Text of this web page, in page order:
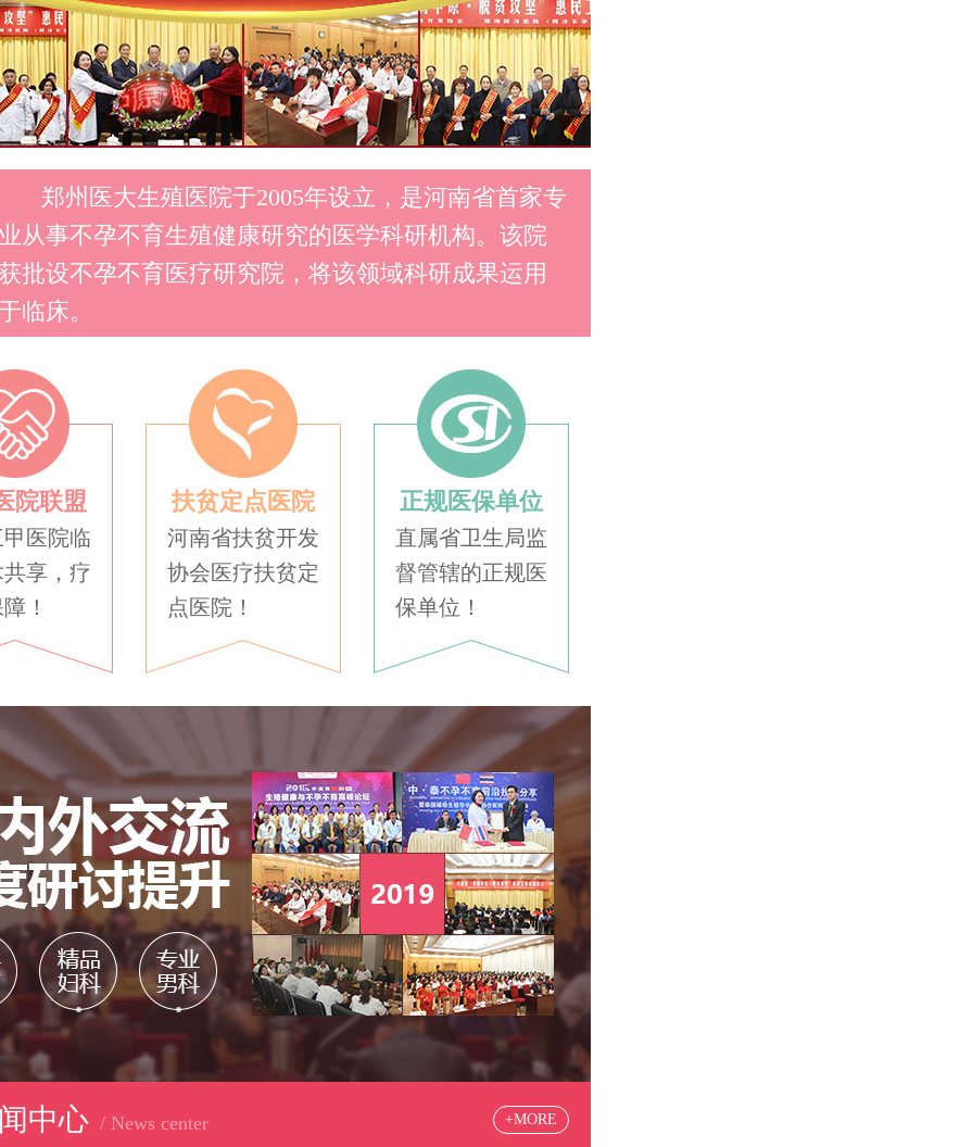
郑州医大生殖医院于2005年设立，是河南省首家专
从事不孕不育生殖健康研究的医学科研机构。该院
批设不孕不育医疗研究院，将该领域科研成果运用
临床。
院联盟
医院临
享，疗
！
扶贫定点医院
河南省扶贫开发
协会医疗扶贫定
点医院！
正规医保单位
直属省卫生局监
督管辖的正规医
保单位！
中心 / News center +MORE